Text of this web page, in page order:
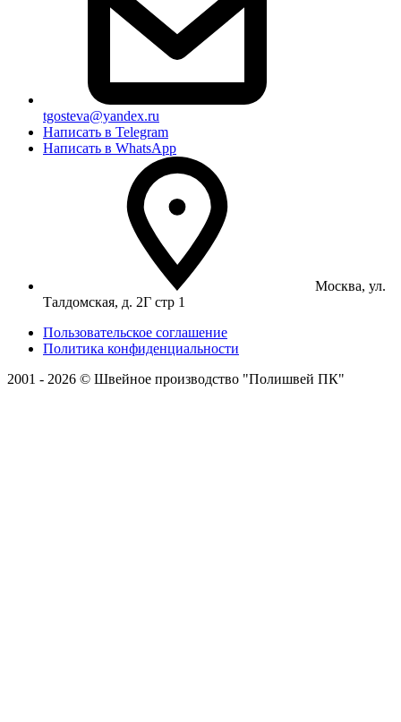
tgosteva@yandex.ru
Написать в Telegram
Написать в WhatsApp
Москва, ул.
Талдомская, д. 2Г стр 1
Пользовательское соглашение
Политика конфиденциальности
2001 - 2026 © Швейное производство "Полишвей ПК"